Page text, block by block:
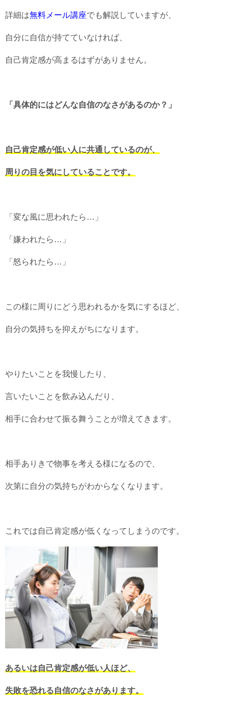
詳細は無料メール講座でも解説していますが、
自分に自信が持てていなければ、
自己肯定感が高まるはずがありません。
「具体的にはどんな自信のなさがあるのか？」
自己肯定感が低い人に共通しているのが、
周りの目を気にしていることです。
「変な風に思われたら…」
「嫌われたら…」
「怒られたら…」
この様に周りにどう思われるかを気にするほど、
自分の気持ちを抑えがちになります。
やりたいことを我慢したり、
言いたいことを飲み込んだり、
相手に合わせて振る舞うことが増えてきます。
相手ありきで物事を考える様になるので、
次第に自分の気持ちがわからなくなります。
これでは自己肯定感が低くなってしまうのです。
あるいは自己肯定感が低い人ほど、
失敗を恐れる自信のなさがあります。